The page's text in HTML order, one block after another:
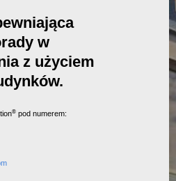
w
z użyciem
®pod numerem: